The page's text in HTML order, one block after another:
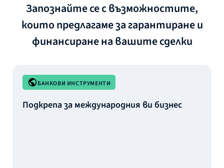
Запознайте се с възможностите,
които предлагаме за гарантиране и
финансиране на вашите сделки
БАНКОВИ ИНСТРУМЕНТИ
Подкрепа за международния ви бизнес